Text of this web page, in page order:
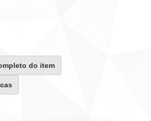
do item